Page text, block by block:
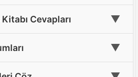
Materyalleri
Materyalleri
Cevapları ▼
Ders Kitabı Cevapları
Ders Kitabı Cevapları(Yeni)
▼
Kültürü Sunumları